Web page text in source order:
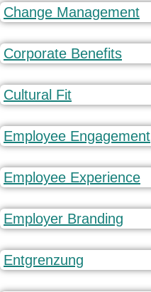
Change Management
Corporate Benefits
Cultural Fit
Employee Engagement
Employee Experience
Employer Branding
Entgrenzung